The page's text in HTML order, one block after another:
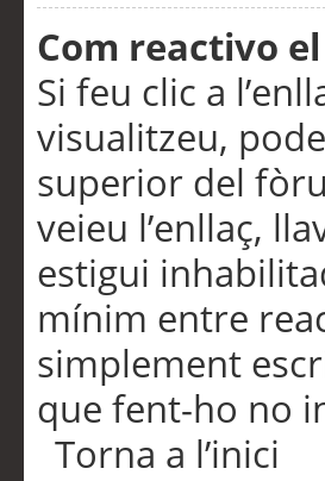
Com reactivo
Si feu clic a
visualitzeu,
superior del
veieu l’enllaç,
estigui
mínim entre
simplement
que fent-ho no
Torna a l’inici